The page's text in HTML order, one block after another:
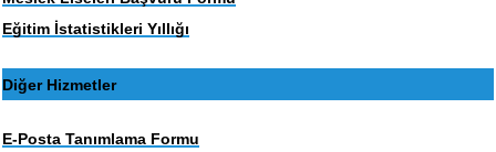
Eğitim İstatistikleri Yıllığı
Diğer Hizmetler
E-Posta Tanımlama Formu